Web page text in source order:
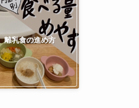
離乳食の進め方